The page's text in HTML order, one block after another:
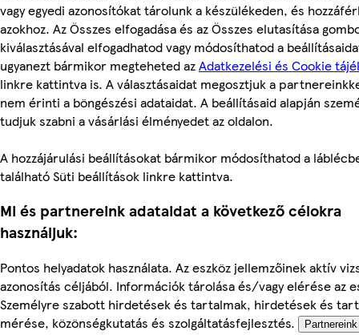
vagy egyedi azonosítókat tárolunk a készülékeden, és
azokhoz. Az Összes elfogadása és az Összes elutasítása
kiválasztásával elfogadhatod vagy módosíthatod a
ugyanezt bármikor megteheted azAdatkezelési és Cookie
linkre kattintva is. A választásaidat megosztjuk a
nem érinti a böngészési adataidat. A beállításaid alapján
tudjuk szabni a vásárlási élményedet az oldalon.
A hozzájárulási beállításokat bármikor módosíthatod a
található Süti beállítások linkre kattintva.
Mi és partnereink adataidat a következő célokra
használjuk:
Pontos helyadatok használata. Az eszköz jellemzőinek aktív
azonosítás céljából. Információk tárolása és/vagy elérése az
Személyre szabott hirdetések és tartalmak, hirdetések és
mérése, közönségkutatás és szolgáltatásfejlesztés.